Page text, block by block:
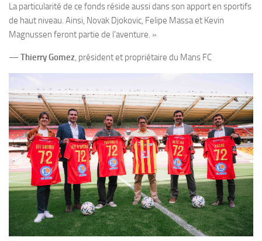
La particularité de ce fonds réside aussi dans son apport en sportifs
de haut niveau. Ainsi, Novak Djokovic, Felipe Massa et Kevin
Magnussen feront partie de l’aventure. »
— Thierry Gomez, président et propriétaire du Mans FC